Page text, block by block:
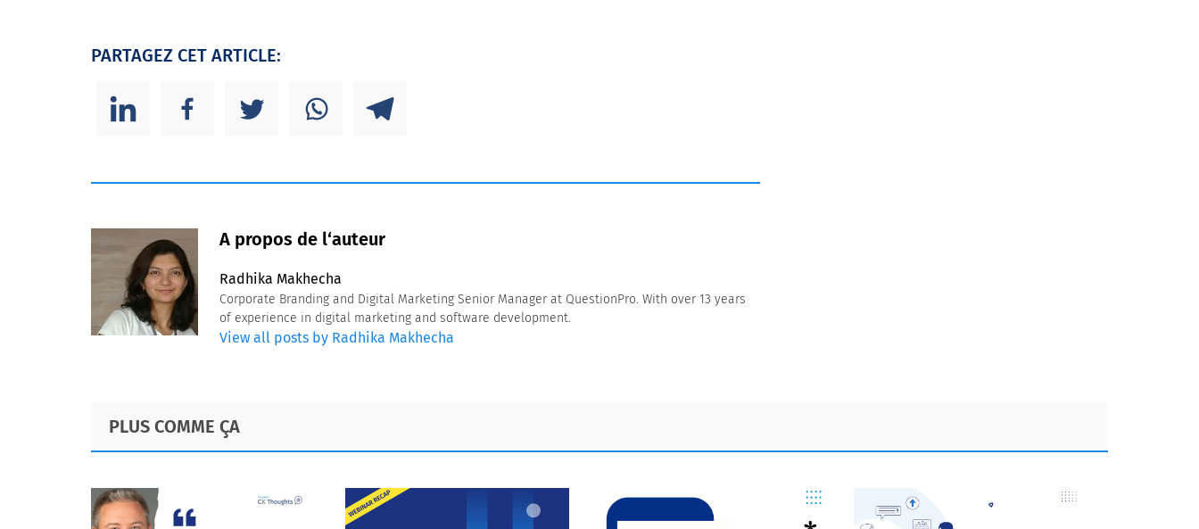
PARTAGEZ CET ARTICLE:
A propos de l‘auteur
Radhika Makhecha
Corporate Branding and Digital Marketing Senior Manager at QuestionPro. With over 13 years
of experience in digital marketing and software development.
View all posts by Radhika Makhecha
PLUS COMME ÇA